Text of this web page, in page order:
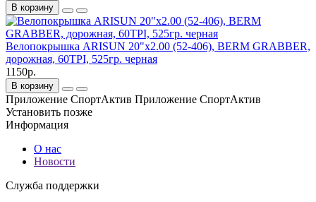
В корзину
Велопокрышка ARISUN 20"x2.00 (52-406), BERM GRABBER,
дорожная, 60TPI, 525гр. черная
1150р.
В корзину
Приложение СпортАктив Приложение СпортАктив
Установить позже
Информация
О нас
Новости
Служба поддержки